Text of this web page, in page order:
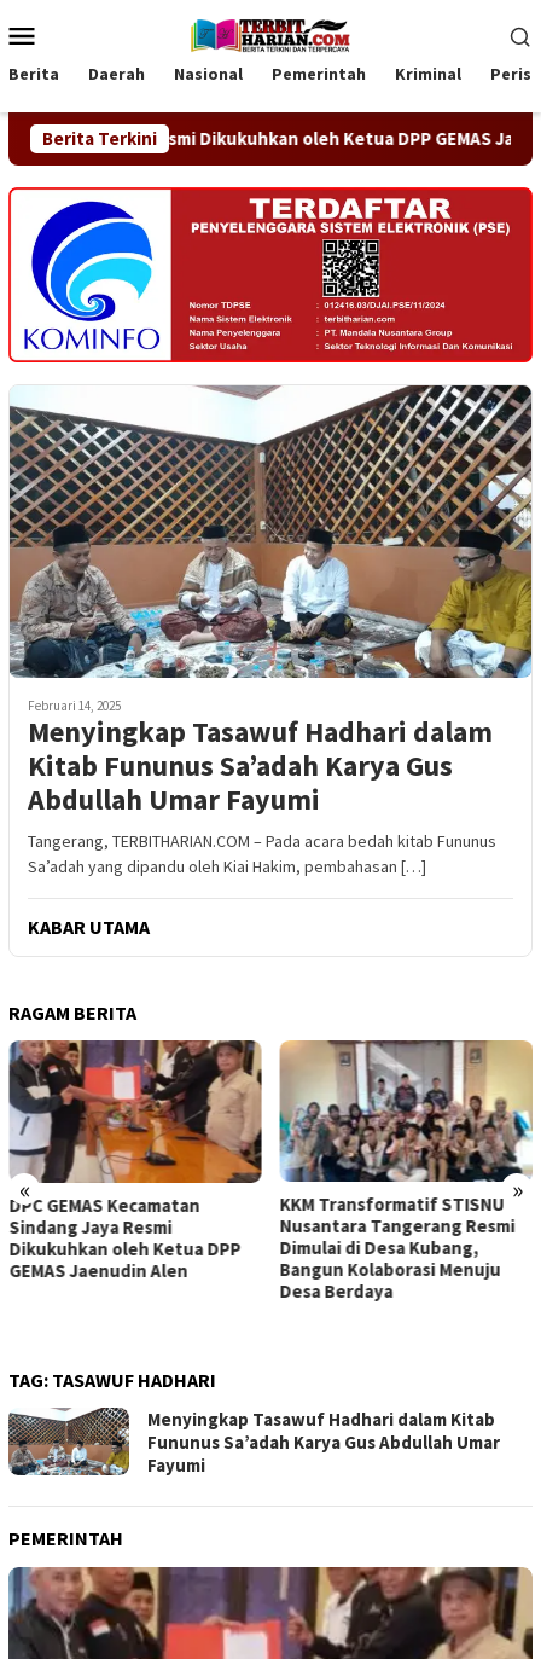
ke
kontenMobile
Berita Daerah Nasional Pemerintah Kriminal
Berita Terkini
Jaya Resmi Dikukuhkan oleh Ketua DPP GEMAS Jaenudin Alen
Februari 14, 2025
Menyingkap Tasawuf Hadhari dalam
Kitab Fununus Sa’adah Karya Gus
Abdullah Umar Fayumi
Tangerang, TERBITHARIAN.COM – Pada acara bedah kitab Fununus
Sa’adah yang dipandu oleh Kiai Hakim, pembahasan […]
KABAR UTAMA
RAGAM BERITA
« »
KKM Transformatif STISNU
Nusantara Tangerang Resmi
Dimulai di Desa Kubang,
Bangun Kolaborasi Menuju
OA PHIGMA Berperan Aktif
Mengawal Penyumpahan 105
Advokat Baru di Pengadilan
Tinggi Banten
TAG: TASAWUF HADHARI
Menyingkap Tasawuf Hadhari dalam Kitab
Fununus Sa’adah Karya Gus Abdullah Umar
Fayumi
PEMERINTAH